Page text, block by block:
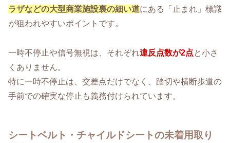
ラザなどの大型商業施設裏の細い道にある「止まれ」標識
が狙われやすいポイントです。
一時不停止や信号無視は、それぞれ違反点数が2点と小さ
くありません。
特に一時不停止は、交差点だけでなく、踏切や横断歩道の
手前での確実な停止も義務付けられています。
シートベルト・チャイルドシートの未着用取り